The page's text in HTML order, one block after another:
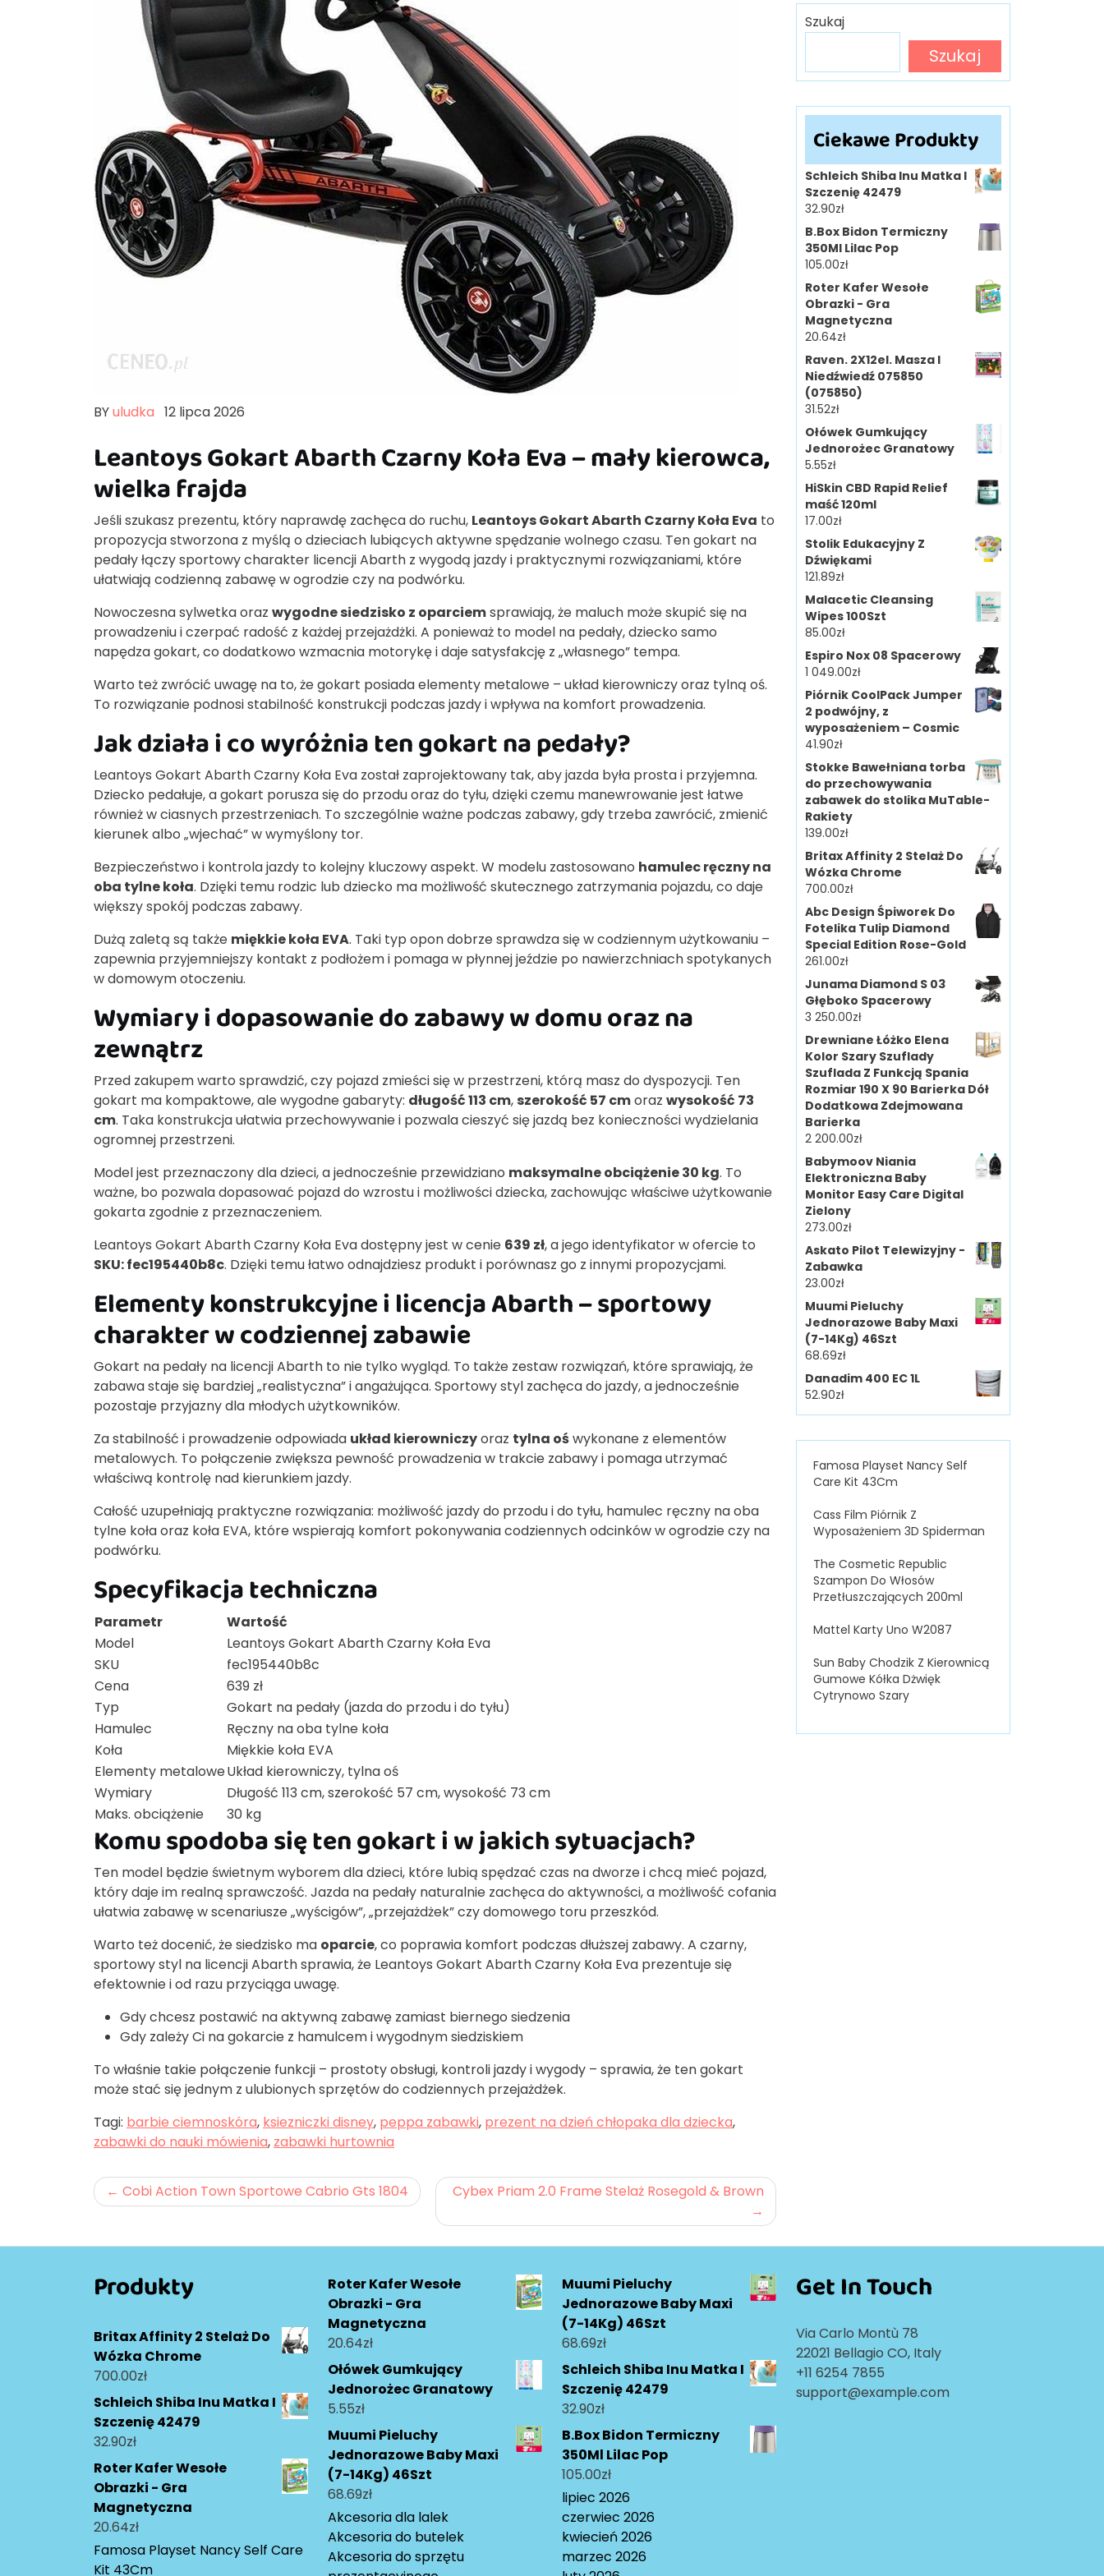
BYuludka 12 lipca 2026
Leantoys Gokart Abarth Czarny Koła Eva – mały kierowca,
wielka frajda
Jeśli szukasz prezentu, który naprawdę zachęca do ruchu, Leantoys Gokart Abarth Czarny Koła Eva to
propozycja stworzona z myślą o dzieciach lubiących aktywne spędzanie wolnego czasu. Ten gokart na
pedały łączy sportowy charakter licencji Abarth z wygodą jazdy i praktycznymi rozwiązaniami, które
ułatwiają codzienną zabawę w ogrodzie czy na podwórku.
Nowoczesna sylwetka oraz wygodne siedzisko z oparciemsprawiają, że maluch może skupić się na
prowadzeniu i czerpać radość z każdej przejażdżki. A ponieważ to model na pedały, dziecko samo
napędza gokart, co dodatkowo wzmacnia motorykę i daje satysfakcję z „własnego” tempa.
Warto też zwrócić uwagę na to, że gokart posiada elementy metalowe – układ kierowniczy oraz tylną oś.
To rozwiązanie podnosi stabilność konstrukcji podczas jazdy i wpływa na komfort prowadzenia.
Jak działa i co wyróżnia ten gokart na pedały?
Leantoys Gokart Abarth Czarny Koła Eva został zaprojektowany tak, aby jazda była prosta i przyjemna.
Dziecko pedałuje, a gokart porusza się do przodu oraz do tyłu, dzięki czemu manewrowanie jest łatwe
również w ciasnych przestrzeniach. To szczególnie ważne podczas zabawy, gdy trzeba zawrócić, zmienić
kierunek albo „wjechać” w wymyślony tor.
Bezpieczeństwo i kontrola jazdy to kolejny kluczowy aspekt. W modelu zastosowano hamulec ręczny na
oba tylne koła. Dzięki temu rodzic lub dziecko ma możliwość skutecznego zatrzymania pojazdu, co daje
większy spokój podczas zabawy.
Dużą zaletą są także miękkie koła EVA. Taki typ opon dobrze sprawdza się w codziennym użytkowaniu –
zapewnia przyjemniejszy kontakt z podłożem i pomaga w płynnej jeździe po nawierzchniach spotykanych
w domowym otoczeniu.
Wymiary i dopasowanie do zabawy w domu oraz na
zewnątrz
Przed zakupem warto sprawdzić, czy pojazd zmieści się w przestrzeni, którą masz do dyspozycji. Ten
gokart ma kompaktowe, ale wygodne gabaryty: długość 113 cm, szerokość 57 cmoraz wysokość 73
cm. Taka konstrukcja ułatwia przechowywanie i pozwala cieszyć się jazdą bez konieczności wydzielania
ogromnej przestrzeni.
Model jest przeznaczony dla dzieci, a jednocześnie przewidziano maksymalne obciążenie 30 kg. To
ważne, bo pozwala dopasować pojazd do wzrostu i możliwości dziecka, zachowując właściwe użytkowanie
gokarta zgodnie z przeznaczeniem.
Leantoys Gokart Abarth Czarny Koła Eva dostępny jest w cenie 639 zł, a jego identyfikator w ofercie to
SKU: fec195440b8c. Dzięki temu łatwo odnajdziesz produkt i porównasz go z innymi propozycjami.
Elementy konstrukcyjne i licencja Abarth – sportowy
charakter w codziennej zabawie
Gokart na pedały na licencji Abarth to nie tylko wygląd. To także zestaw rozwiązań, które sprawiają, że
zabawa staje się bardziej „realistyczna” i angażująca. Sportowy styl zachęca do jazdy, a jednocześnie
pozostaje przyjazny dla młodych użytkowników.
Za stabilność i prowadzenie odpowiada układ kierowniczyoraz tylna ośwykonane z elementów
metalowych. To połączenie zwiększa pewność prowadzenia w trakcie zabawy i pomaga utrzymać
właściwą kontrolę nad kierunkiem jazdy.
Całość uzupełniają praktyczne rozwiązania: możliwość jazdy do przodu i do tyłu, hamulec ręczny na oba
tylne koła oraz koła EVA, które wspierają komfort pokonywania codziennych odcinków w ogrodzie czy na
podwórku.
Specyfikacja techniczna
Parametr
Wartość
Model
Leantoys Gokart Abarth Czarny Koła Eva
SKU
fec195440b8c
Cena
639 zł
Typ
Gokart na pedały (jazda do przodu i do tyłu)
Hamulec
Ręczny na oba tylne koła
Koła
Miękkie koła EVA
Elementy metaloweUkład kierowniczy, tylna oś
Wymiary
Długość 113 cm, szerokość 57 cm, wysokość 73 cm
Maks. obciążenie
30 kg
Komu spodoba się ten gokart i w jakich sytuacjach?
Ten model będzie świetnym wyborem dla dzieci, które lubią spędzać czas na dworze i chcą mieć pojazd,
który daje im realną sprawczość. Jazda na pedały naturalnie zachęca do aktywności, a możliwość cofania
ułatwia zabawę w scenariusze „wyścigów”, „przejażdżek” czy domowego toru przeszkód.
Warto też docenić, że siedzisko ma oparcie, co poprawia komfort podczas dłuższej zabawy. A czarny,
sportowy styl na licencji Abarth sprawia, że Leantoys Gokart Abarth Czarny Koła Eva prezentuje się
efektownie i od razu przyciąga uwagę.
Gdy chcesz postawić na aktywną zabawę zamiast biernego siedzenia
Gdy zależy Ci na gokarcie z hamulcem i wygodnym siedziskiem
To właśnie takie połączenie funkcji – prostoty obsługi, kontroli jazdy i wygody – sprawia, że ten gokart
może stać się jednym z ulubionych sprzętów do codziennych przejażdżek.
Tagi: barbie ciemnoskóra, ksiezniczki disney, peppa zabawki, prezent na dzień chłopaka dla dziecka,
zabawki do nauki mówienia, zabawki hurtownia
Nawigacja
Cobi Action Town Sportowe Cabrio Gts 1804 Cybex Priam 2.0 Frame Stelaż Rosegold & Brown
Szukaj
Szukaj
Ciekawe Produkty
Schleich Shiba Inu Matka I
Szczenię 42479
32.90zł
B.Box Bidon Termiczny
350Ml Lilac Pop
105.00zł
Roter Kafer Wesołe
Obrazki - Gra
Magnetyczna
20.64zł
Raven. 2X12el. Masza I
Niedźwiedź 075850
(075850)
31.52zł
Ołówek Gumkujący
Jednorożec Granatowy
5.55zł
HiSkin CBD Rapid Relief
maść 120ml
17.00zł
Stolik Edukacyjny Z
Dźwiękami
121.89zł
Malacetic Cleansing
Wipes 100Szt
85.00zł
Espiro Nox 08 Spacerowy
1 049.00zł
Piórnik CoolPack Jumper
2 podwójny, z
wyposażeniem – Cosmic
41.90zł
Stokke Bawełniana torba
do przechowywania
zabawek do stolika MuTable-
Rakiety
139.00zł
Britax Affinity 2 Stelaż Do
Wózka Chrome
700.00zł
Abc Design Śpiworek Do
Fotelika Tulip Diamond
Special Edition Rose-Gold
261.00zł
Junama Diamond S 03
Głęboko Spacerowy
3 250.00zł
Drewniane Łóżko Elena
Kolor Szary Szuflady
Szuflada Z Funkcją Spania
Rozmiar 190 X 90 Barierka Dół
Dodatkowa Zdejmowana
Barierka
2 200.00zł
Babymoov Niania
Elektroniczna Baby
Monitor Easy Care Digital
Zielony
273.00zł
Askato Pilot Telewizyjny -
Zabawka
23.00zł
Muumi Pieluchy
Jednorazowe Baby Maxi
(7-14Kg) 46Szt
68.69zł
Danadim 400 EC 1L
52.90zł
Famosa Playset Nancy Self
Care Kit 43Cm
Cass Film Piórnik Z
Wyposażeniem 3D Spiderman
The Cosmetic Republic
Szampon Do Włosów
Przetłuszczających 200ml
Mattel Karty Uno W2087
Sun Baby Chodzik Z Kierownicą
Gumowe Kółka Dżwięk
Cytrynowo Szary
Produkty
Britax Affinity 2 Stelaż Do
Wózka Chrome
700.00zł
Schleich Shiba Inu Matka I
Szczenię 42479
32.90zł
Roter Kafer Wesołe
Obrazki - Gra
Magnetyczna
20.64zł
Famosa Playset Nancy Self Care
Kit 43Cm
Roter Kafer Wesołe
Obrazki - Gra
Magnetyczna
20.64zł
Ołówek Gumkujący
Jednorożec Granatowy
5.55zł
Muumi Pieluchy
Jednorazowe Baby Maxi
(7-14Kg) 46Szt
68.69zł
Akcesoria dla lalek
Akcesoria do butelek
Akcesoria do sprzętu
Muumi Pieluchy
Jednorazowe Baby Maxi
(7-14Kg) 46Szt
68.69zł
Schleich Shiba Inu Matka I
Szczenię 42479
32.90zł
B.Box Bidon Termiczny
350Ml Lilac Pop
105.00zł
lipiec 2026
czerwiec 2026
kwiecień 2026
marzec 2026
Get In Touch
Via Carlo Montù 78
22021 Bellagio CO, Italy
+11 6254 7855
support@example.com